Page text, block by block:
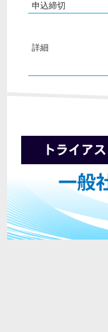
申込締切
詳細